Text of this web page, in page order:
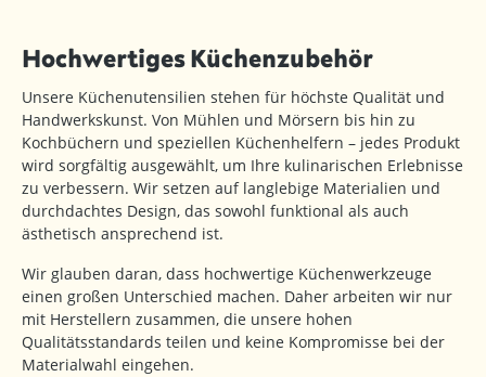
Hochwertiges Küchenzubehör
Unsere Küchenutensilien stehen für höchste Qualität und
Handwerkskunst. Von Mühlen und Mörsern bis hin zu
Kochbüchern und speziellen Küchenhelfern – jedes Produkt
wird sorgfältig ausgewählt, um Ihre kulinarischen Erlebnisse
zu verbessern. Wir setzen auf langlebige Materialien und
durchdachtes Design, das sowohl funktional als auch
ästhetisch ansprechend ist.
Wir glauben daran, dass hochwertige Küchenwerkzeuge
einen großen Unterschied machen. Daher arbeiten wir nur
mit Herstellern zusammen, die unsere hohen
Qualitätsstandards teilen und keine Kompromisse bei der
Materialwahl eingehen.